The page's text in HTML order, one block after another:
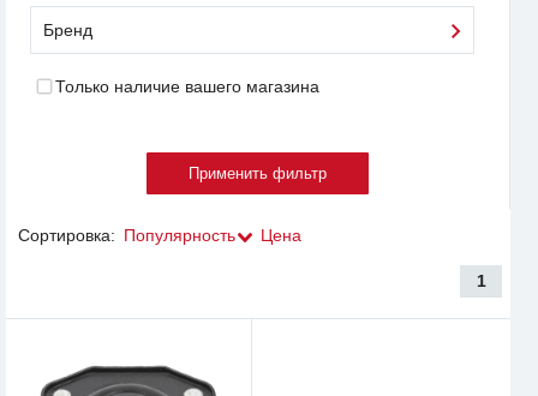
Бренд
Только наличие вашего магазина
Сортировка: Популярность Цена
1